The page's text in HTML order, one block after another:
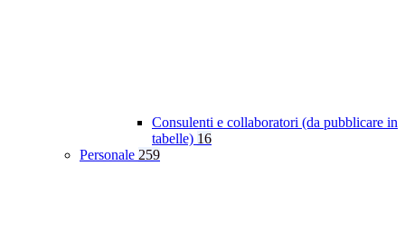
Consulenti e collaboratori (da pubblicare in
tabelle) 16
Personale 259